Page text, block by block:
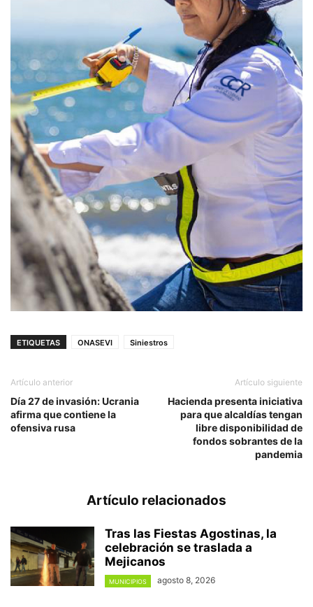
ETIQUETAS ONASEVI Siniestros
Artículo anterior
Día 27 de invasión: Ucrania
afirma que contiene la
ofensiva rusa
Artículo siguiente
Hacienda presenta iniciativa
para que alcaldías tengan
libre disponibilidad de
fondos sobrantes de la
pandemia
Artículo relacionados
Tras las Fiestas Agostinas, la
celebración se traslada a
Mejicanos
MUNICIPIOS agosto 8, 2026